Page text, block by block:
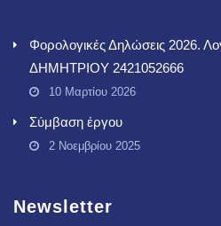
Φορολογικές Δηλώσεις 2026.
ΔΗΜΗΤΡΙΟΥ 2421052666
10 Μαρτίου 2026
Σύμβαση έργου
2 Νοεμβρίου 2025
Newsletter